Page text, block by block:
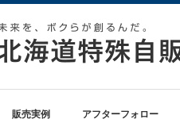
販売実例 アフターフォロー